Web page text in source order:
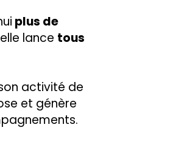
plus de
lance tous
activité de
et génère